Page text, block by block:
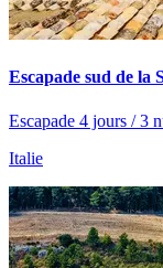
Escapade sud de la
Escapade 4 jours / 3
Italie